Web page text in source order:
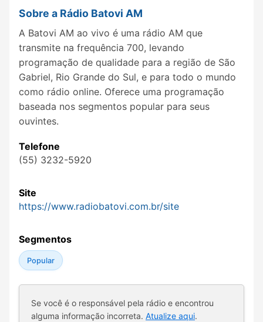
Sobre a Rádio Batovi AM
A Batovi AM ao vivo é uma rádio AM que
transmite na frequência 700, levando
programação de qualidade para a região de São
Gabriel, Rio Grande do Sul, e para todo o mundo
como rádio online. Oferece uma programação
baseada nos segmentos popular para seus
ouvintes.
Telefone
(55) 3232-5920
Site
https://www.radiobatovi.com.br/site
Segmentos
Popular
Se você é o responsável pela rádio e encontrou
alguma informação incorreta. Atualize aqui.